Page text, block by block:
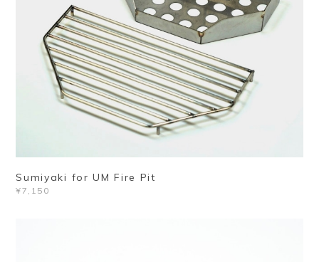
Sumiyaki for UM Fire Pit
¥7,150